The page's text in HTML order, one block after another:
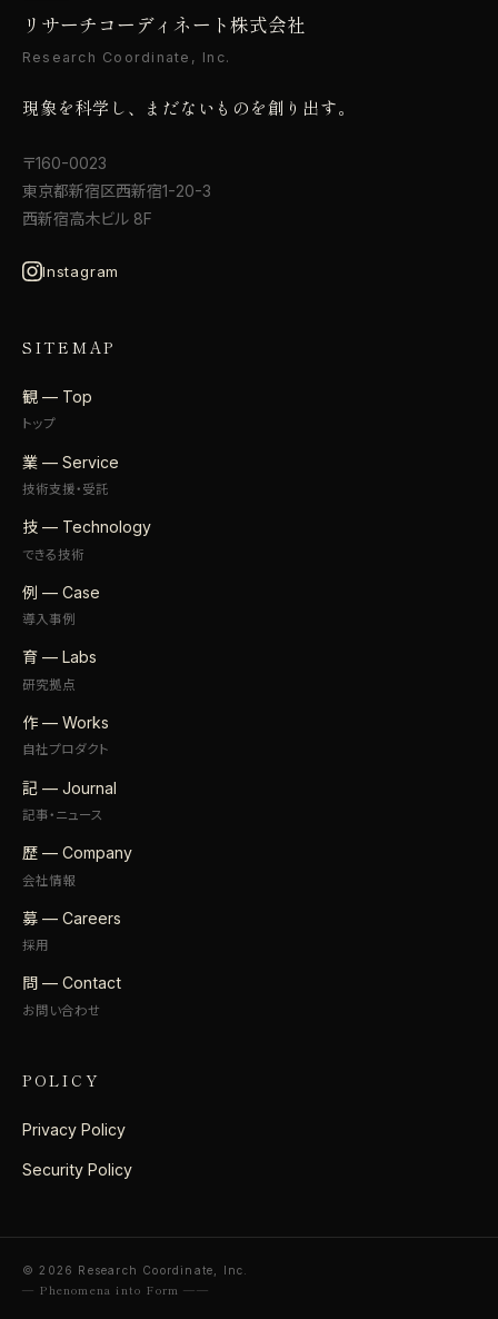
リサーチコーディネート株式会社
Research Coordinate, Inc.
現象を科学し、まだないものを創り出す。
〒160-0023
東京都新宿区西新宿1-20-3
西新宿高木ビル 8F
Instagram
SITEMAP
観 — Top
トップ
業 — Service
技術支援・受託
技 — Technology
できる技術
例 — Case
導入事例
育 — Labs
研究拠点
作 — Works
自社プロダクト
記 — Journal
記事・ニュース
歴 — Company
会社情報
募 — Careers
採用
問 — Contact
お問い合わせ
POLICY
Privacy Policy
Security Policy
© 2026 Research Coordinate, Inc.
— Phenomena into Form ——